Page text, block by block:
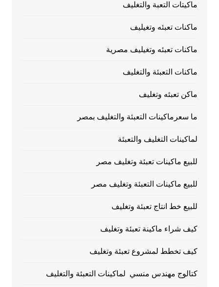
ماكيتات التعبة والتغليف
ماكنات تعبئه وتغيليف
ماكنات تعبئه وتغيليف مصرية
ماكنات التعبئة والتغليف
ماكن تعبئه وتغليف
ما سعرماكينات التعبئة والتغليف بمصر
لماكينات التغليف والتعبئة
للبيع ماكينات تعبئة وتغليف مصر
للبيع ماكينات التعبئة وتغليف مصر
للبيع خط انتاج تعبئة وتغليف
كيف شراء ماكينة تعبئة وتغليف
كيف تخطط لمشروع تعبئة وتغليف
كتالوج مهندس منسي لماكينات التعبئة والتغليف